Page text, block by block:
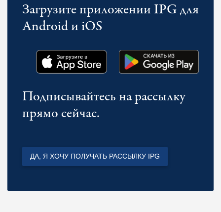
Загрузите приложении IPG для
Android и iOS
Подписывайтесь на рассылку
прямо сейчас.
ДА, Я ХОЧУ ПОЛУЧАТЬ РАССЫЛКУ IPG